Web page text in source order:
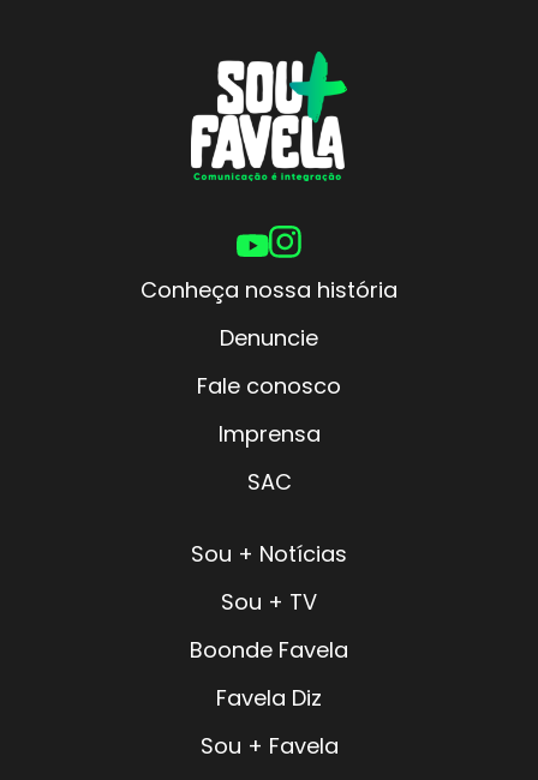
Conheça nossa história
Denuncie
Fale conosco
Imprensa
SAC
Sou + Notícias
Sou + TV
Boonde Favela
Favela Diz
Sou + Favela